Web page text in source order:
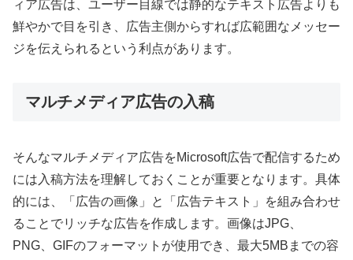
ィア広告は、ユーザー目線では静的なテキスト広告よりも
鮮やかで目を引き、広告主側からすれば広範囲なメッセー
ジを伝えられるという利点があります。
マルチメディア広告の入稿
そんなマルチメディア広告をMicrosoft広告で配信するため
には入稿方法を理解しておくことが重要となります。具体
的には、「広告の画像」と「広告テキスト」を組み合わせ
ることでリッチな広告を作成します。画像はJPG、
PNG、GIFのフォーマットが使用でき、最大5MBまでの容